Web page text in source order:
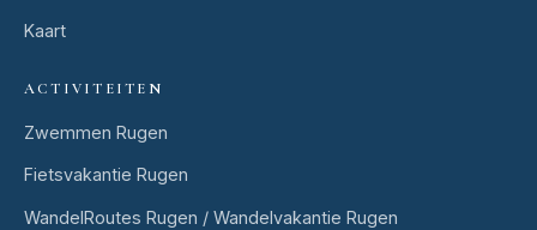
Kaart
ACTIVITEITEN
Zwemmen Rugen
Fietsvakantie Rugen
WandelRoutes Rugen / Wandelvakantie Rugen